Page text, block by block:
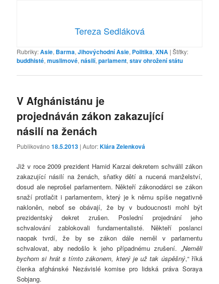
Tereza Sedláková
Rubriky:Asie, Barma,Jihovýchodní Asie, Politika,XNA |Štítky:
buddhisté,muslimové,násilí,parlament,stav ohrožení státu
V Afghánistánu je
projednáván zákon zakazující
násilí na ženách
Publikováno18.5.2013 | Autor:Klára Zelenková
Již v roce 2009 prezident Hamid Karzai dekretem schválil zákon
zakazující násilí na ženách, sňatky dětí a nucená manželství,
dosud ale neprošel parlamentem. Někteří zákonodárci se zákon
snaží protlačit i parlamentem, který je k němu spíše negativně
nakloněn, neboť se obávají, že by v budoucnosti mohl být
prezidentský dekret zrušen. Poslední projednání jeho
schvalování zablokovali fundamentalisté. Někteří poslanci
naopak tvrdí, že by se zákon dále neměl v parlamentu
schvalovat, aby nedošlo k jeho případnému zrušení. „Neměli
bychom si hrát s tímto zákonem, který je už tak úspěšný,“ říká
členka afghánské Nezávislé komise pro lidská práva Soraya
Sobjang.